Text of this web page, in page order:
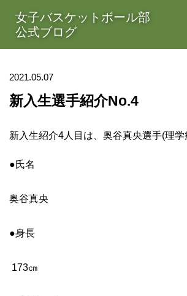
女子バスケットボール部
公式ブログ
2021.05.07
新入生選手紹介No.4
新入生紹介4人目は、奥谷真央選手(理学
●氏名
奥谷真央
●身長
173㎝